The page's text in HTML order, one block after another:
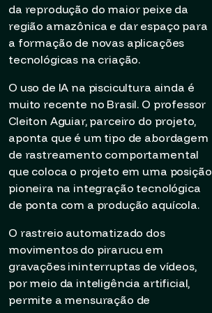
da reprodução do maior peixe da
região amazônica e dar espaço para
a formação de novas aplicações
tecnológicas na criação.
O uso de IA na piscicultura ainda é
muito recente no Brasil. O professor
Cleiton Aguiar, parceiro do projeto,
aponta que é um tipo de abordagem
de rastreamento comportamental
que coloca o projeto em uma posição
pioneira na integração tecnológica
de ponta com a produção aquícola.
O rastreio automatizado dos
movimentos do pirarucu em
gravações ininterruptas de vídeos,
por meio da inteligência artificial,
permite a mensuração de